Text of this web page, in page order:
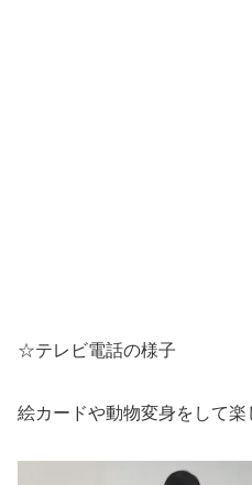
☆テレビ電話の様子
絵カードや動物変身をして楽